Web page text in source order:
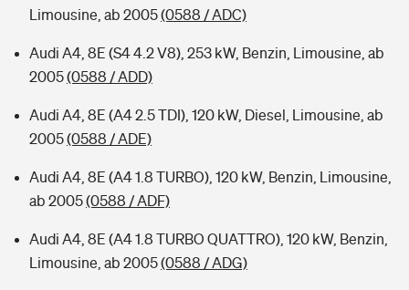
Limousine, ab 2005(0588 / ADC)
Audi A4, 8E (S4 4.2 V8), 253 kW, Benzin, Limousine, ab
2005(0588 / ADD)
Audi A4, 8E (A4 2.5 TDI), 120 kW, Diesel, Limousine, ab
2005(0588 / ADE)
Audi A4, 8E (A4 1.8 TURBO), 120 kW, Benzin, Limousine,
ab 2005(0588 / ADF)
Audi A4, 8E (A4 1.8 TURBO QUATTRO), 120 kW, Benzin,
Limousine, ab 2005(0588 / ADG)